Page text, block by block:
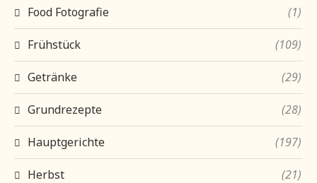
Food Fotografie (1)
Frühstück (109)
Getränke (29)
Grundrezepte (28)
Hauptgerichte (197)
Herbst (21)